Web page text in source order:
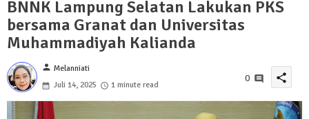
BNNK Lampung Selatan Lakukan PKS
bersama Granat dan Universitas
Muhammadiyah Kalianda
person Melanniati
Juli 14, 2025
1 minute read
0 share